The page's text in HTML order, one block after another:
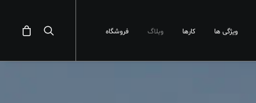
ویژگی ها کارها وبلاگ فروشگاه